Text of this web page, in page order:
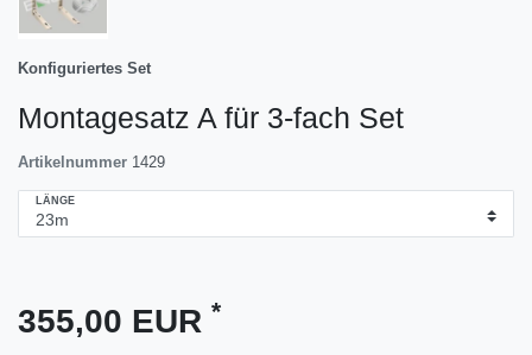
Konfiguriertes Set
Montagesatz A für 3-fach Set
Artikelnummer 1429
LÄNGE
355,00 EUR *